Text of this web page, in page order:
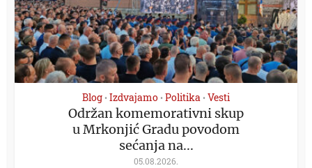
Blog • Izdvajamo • Politika • Vesti
Održan komemorativni skup
u Mrkonjić Gradu povodom
sećanja na...
05.08.2026.